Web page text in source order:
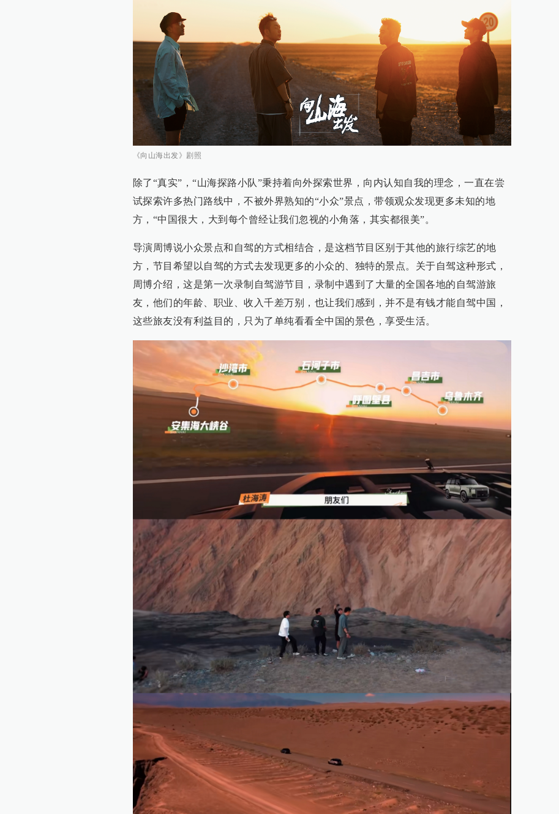
《向山海出发》剧照
除了“真实”，“山海探路小队”秉持着向外探索世界，向内认知自我的理念，一直在尝
试探索许多热门路线中，不被外界熟知的“小众”景点，带领观众发现更多未知的地
方，“中国很大，大到每个曾经让我们忽视的小角落，其实都很美”。
导演周博说小众景点和自驾的方式相结合，是这档节目区别于其他的旅行综艺的地
方，节目希望以自驾的方式去发现更多的小众的、独特的景点。关于自驾这种形式，
周博介绍，这是第一次录制自驾游节目，录制中遇到了大量的全国各地的自驾游旅
友，他们的年龄、职业、收入千差万别，也让我们感到，并不是有钱才能自驾中国，
这些旅友没有利益目的，只为了单纯看看全中国的景色，享受生活。